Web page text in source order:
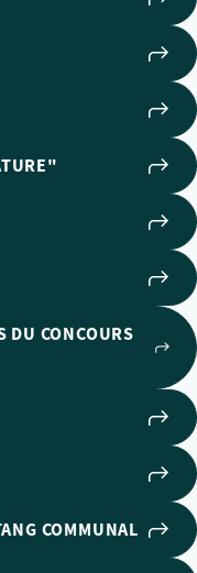
DU CONCOURS
COMMUNAL